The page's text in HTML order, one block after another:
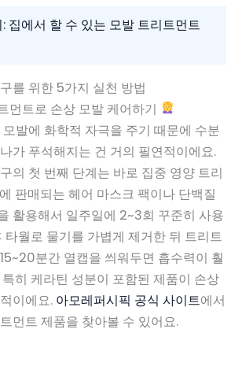
집에서 할 수 있는 모발 트리트먼트
를 위한 5가지 실천 방법
먼트로 손상 모발 케어하기
발에 화학적 자극을 주기 때문에 수분
가 푸석해지는 건 거의 필연적이에요.
의 첫 번째 단계는 바로 집중 영양 트리
판매되는 헤어 마스크 팩이나 단백질
활용해서 일주일에 2~3회 꾸준히 사용
타월로 물기를 가볍게 제거한 뒤 트리트
분간 열캡을 씌워두면 흡수력이 훨
히 케라틴 성분이 포함된 제품이 손상
이에요. 아모레퍼시픽 공식 사이트에서
먼트 제품을 찾아볼 수 있어요.